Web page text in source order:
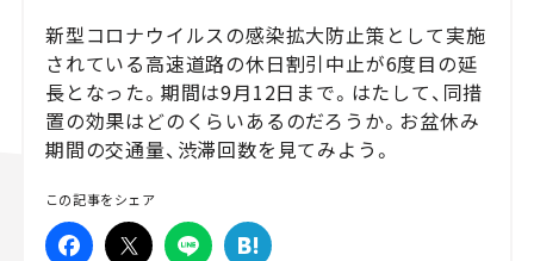
新型コロナウイルスの感染拡大防止策として実施
されている高速道路の休日割引中止が6度目の延
長となった。期間は9月12日まで。はたして、同措
置の効果はどのくらいあるのだろうか。お盆休み
期間の交通量、渋滞回数を見てみよう。
この記事をシェア
Series
Campaign
人気のハッシュタグ
マツダ｜Mazda